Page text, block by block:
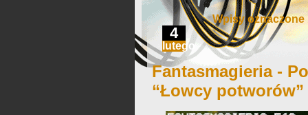
Wpisy oznaczone
4
lutego
Fantasmagieria -
“Łowcy potworów”